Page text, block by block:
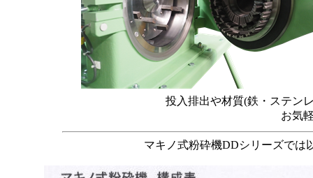
投入排出や材質(鉄・ステン
お気
マキノ式粉砕機DDシリーズでは